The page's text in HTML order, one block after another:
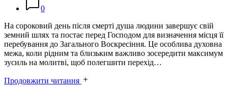
0
На сороковий день після смерті душа людини завершує свій
земний шлях та постає перед Господом для визначення місця її
перебування до Загального Воскресіння. Це особлива духовна
межа, коли рідним та близьким важливо зосередити максимум
зусиль на молитві, щоб полегшити перехід…
Продовжити читання